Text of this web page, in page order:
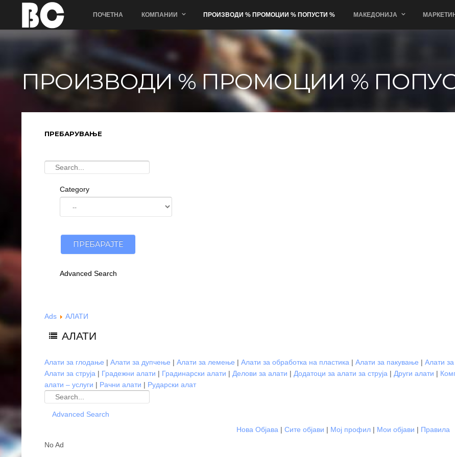
ПОЧЕТНА КОМПАНИИ ПРОИЗВОДИ % ПРОМОЦИИ % ПОПУСТИ % МАКЕДОНИЈА
ПРОИЗВОДИ % ПРОМОЦИИ %
ПРЕБАРУВАЊЕ
Category
Advanced Search
Ads АЛАТИ
АЛАТИ
Алати за глодање | Алати за дупчење | Алати за лемење | Алати за обработка на пластика | Алати за пакување | Алати
Алати за струја | Градежни алати | Градинарски алати | Делови за алати | Додатоци за алати за струја | Други алати |
алати – услуги | Рачни алати | Рударски алат
Advanced Search
Нова Објава | Сите објави | Мој профил | Мои објави | Правила
No Ad